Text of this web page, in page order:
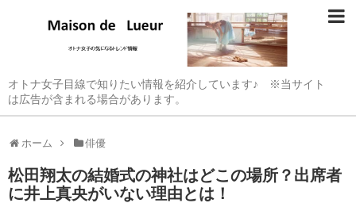
オトナ女子目線で知りたい情報を紹介しています♪ ※当サイト
は広告が含まれる場合があります。
ホーム 俳優
松田翔太の結婚式の神社はどこの場所？出席者
に井上真央がいない理由とは！